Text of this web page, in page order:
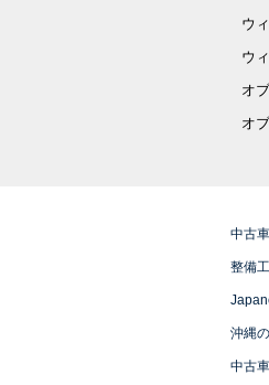
ウ
ウ
オ
オ
中古
整備
沖縄
中古